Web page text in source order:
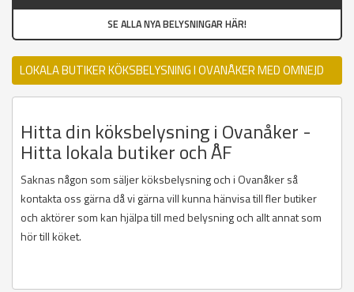
SE ALLA NYA BELYSNINGAR HÄR!
LOKALA BUTIKER KÖKSBELYSNING I OVANÅKER MED OMNEJD
Hitta din köksbelysning i Ovanåker -
Hitta lokala butiker och ÅF
Saknas någon som säljer köksbelysning och i Ovanåker så
kontakta oss gärna då vi gärna vill kunna hänvisa till fler butiker
och aktörer som kan hjälpa till med belysning och allt annat som
hör till köket.